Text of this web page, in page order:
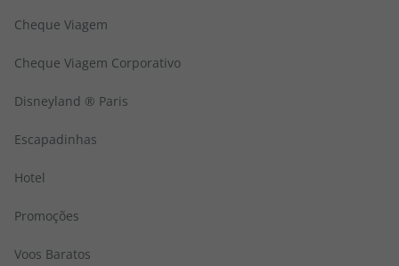
Cheque Viagem
Cheque Viagem Corporativo
Disneyland ® Paris
Escapadinhas
Hotel
Promoções
Voos Baratos